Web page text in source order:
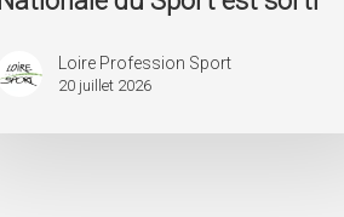
Loire Profession Sport
20 juillet 2026